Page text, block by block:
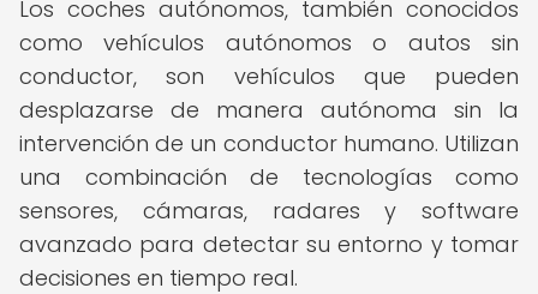
Los coches autónomos, también conocidos
como vehículos autónomos o autos sin
conductor, son vehículos que pueden
desplazarse de manera autónoma sin la
intervención de un conductor humano. Utilizan
una combinación de tecnologías como
sensores, cámaras, radares y software
avanzado para detectar su entorno y tomar
decisiones en tiempo real.